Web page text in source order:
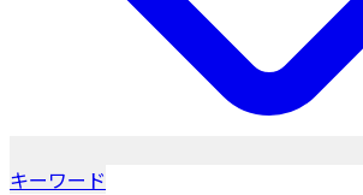
キーワード